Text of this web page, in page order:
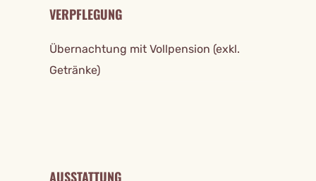
VERPFLEGUNG
Übernachtung mit Vollpension (exkl.
Getränke)
AUSSTATTUNG